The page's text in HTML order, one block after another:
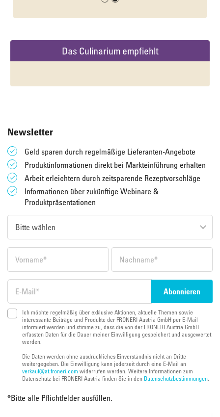
Das Culinarium empfiehlt
Newsletter
Geld sparen durch regelmäßige Lieferanten-Angebote
Produktinformationen direkt bei Markteinführung erhalten
Arbeit erleichtern durch zeitsparende Rezeptvorschläge
Informationen über zukünftige Webinare &
Produktpräsentationen
Ich möchte regelmäßig über exklusive Aktionen, aktuelle Themen sowie
interessante Beiträge und Produkte der FRONERI Austria GmbH per E-Mail
informiert werden und stimme zu, dass die von der FRONERI Austria GmbH
erfassten Daten für die Dauer meiner Einwilligung gespeichert und ausgewertet
werden.
Die Daten werden ohne ausdrückliches Einverständnis nicht an Dritte
weitergegeben. Die Einwilligung kann jederzeit durch eine E-Mail an
verkauf@at.froneri.com widerrufen werden. Weitere Informationen zum
Datenschutz bei FRONERI Austria finden Sie in den Datenschutzbestimmungen.
*Bitte alle Pflichtfelder ausfüllen.